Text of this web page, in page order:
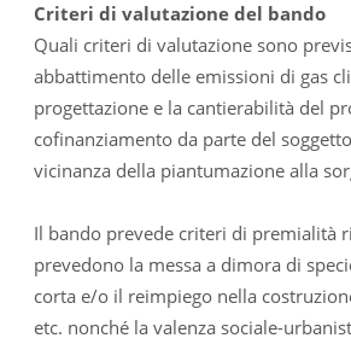
Criteri di valutazione del bando
Quali criteri di valutazione sono
abbattimento delle emissioni di gas
progettazione e la cantierabilità del
cofinanziamento da parte del
vicinanza della piantumazione alla
Il bando prevede criteri di premialità
prevedono la messa a dimora di
corta e/o il reimpiego nella
etc. nonché la valenza sociale-